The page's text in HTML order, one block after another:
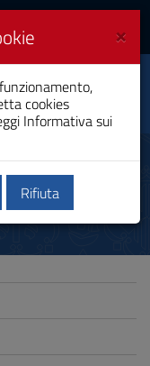
×
cookies
Informativa sui
Rifiuta